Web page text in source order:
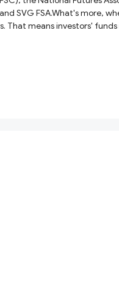
SVG FSA.What's more,
That means investors'